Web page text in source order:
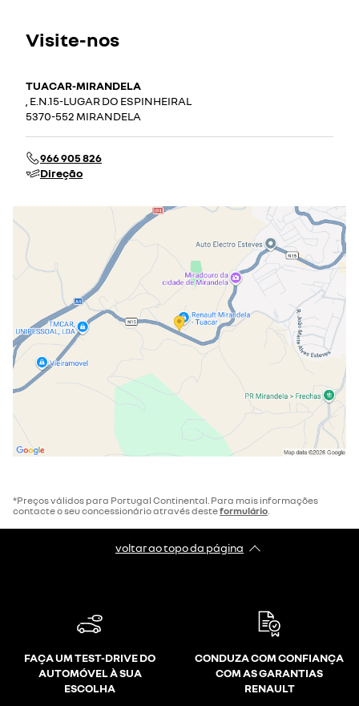
Visite-nos
TUACAR-MIRANDELA
, E.N.15-LUGAR DO ESPINHEIRAL
5370-552 MIRANDELA
966 905 826
Direção
*Preços válidos para Portugal Continental. Para mais informações
contacte o seu concessionário através desteformulário.
voltar ao topo da página
FAÇA UM TEST-DRIVE DO
AUTOMÓVEL À SUA
ESCOLHA
CONDUZA COM CONFIANÇA
COM AS GARANTIAS
RENAULT